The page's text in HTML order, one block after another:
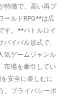
特徴で、高い再プ
ールドRPG**は広
す。**バトルロイ
イバル形式で、
気ゲームジャンル
市場を牽引してい
安全に楽しむに
。プライバシーポ